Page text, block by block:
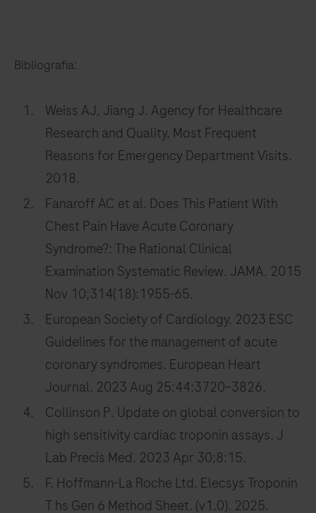
Bibliografia:
Weiss AJ, Jiang J. Agency for Healthcare
Research and Quality, Most Frequent
Reasons for Emergency Department Visits.
2018.
Fanaroff AC et al. Does This Patient With
Chest Pain Have Acute Coronary
Syndrome?: The Rational Clinical
Examination Systematic Review. JAMA. 2015
Nov 10;314(18):1955-65.
European Society of Cardiology. 2023 ESC
Guidelines for the management of acute
coronary syndromes. European Heart
Journal. 2023 Aug 25;44:3720–3826.
Collinson P. Update on global conversion to
high sensitivity cardiac troponin assays. J
Lab Precis Med. 2023 Apr 30;8:15.
F. Hoffmann-La Roche Ltd. Elecsys Troponin
T hs Gen 6 Method Sheet. (v1.0). 2025.